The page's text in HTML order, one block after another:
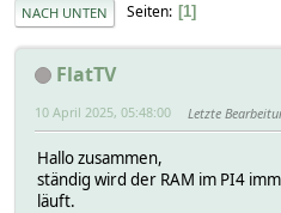
NACH UNTEN Seiten 1
FlatTV
10 April 2025, 05:48:00 Letzte
Hallo zusammen,
ständig wird der RAM im PI4
läuft.